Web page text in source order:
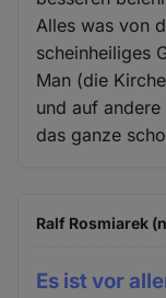
Alles was von
scheinheiliges
Man (die
und auf
das ganze
Ralf Rosmiarek
Es ist vor